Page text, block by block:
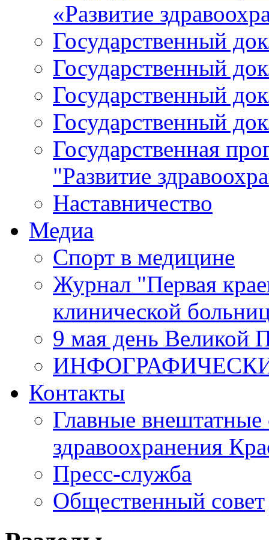
«Развитие
Государственный
Государственный
Государственный
Государственный
Государственная
"Развитие
Наставничество
Медиа
Спорт в медицине
Журнал "Первая
клинической
9 мая день Великой
Контакты
Главные внештатные
здравоохранения
Пресс-служба
Общественный совет